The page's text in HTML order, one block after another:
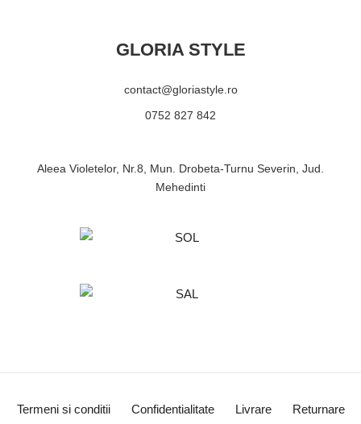
GLORIA STYLE
contact@gloriastyle.ro
0752 827 842
Aleea Violetelor, Nr.8, Mun. Drobeta-Turnu Severin, Jud.
Mehedinti
Termeni si conditii Confidentialitate Livrare Returnare